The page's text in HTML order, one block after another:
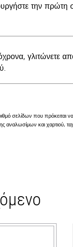
την πρώτη
γλιτώνετε
σελίδων που
αναλωσίμων και χαρτιού,